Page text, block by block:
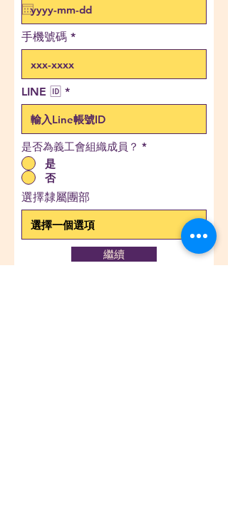
i
e
手機號碼
LINE 🆔
是否為義工會組織成員？ *
是
否
選擇隸屬團部
繼續